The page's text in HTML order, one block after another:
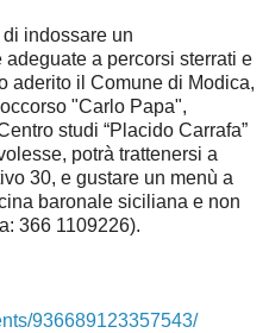
indossare un
a percorsi sterrati e
aderito il Comune di Modica,
"Carlo Papa",
studi “Placido Carrafa”
potrà trattenersi a
30, e gustare un menù a
baronale siciliana e non
366 1109226).
936689123357543/